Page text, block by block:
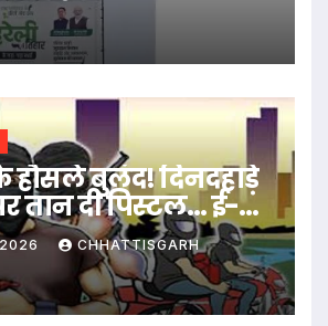
हौसले बुलंद! दिनदहाड़े
तान दी पिस्टल… ई-
लूट…
CHHATTISGARH